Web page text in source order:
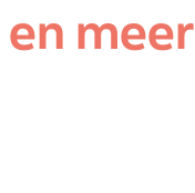
meer